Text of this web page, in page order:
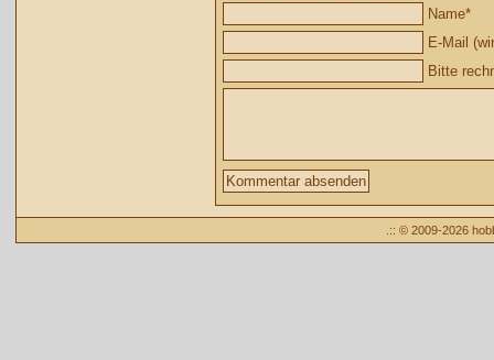
Name*
E-Mail
Bitte
.:: © 2009-2026